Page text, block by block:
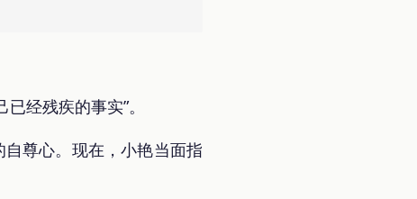
经残疾的事实”。
尊心。现在，小艳当面指